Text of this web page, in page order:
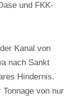
und FKK-
Kanal von
nach Sankt
Hindernis.
von nur